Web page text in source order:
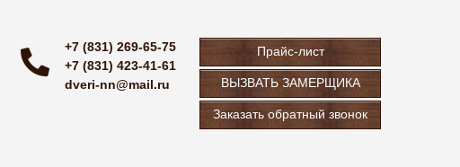
+7 (831) 269-65-75
+7 (831) 423-41-61
dveri-nn@mail.ru
Прайс-лист
ВЫЗВАТЬ ЗАМЕРЩИКА
Заказать обратный звонок